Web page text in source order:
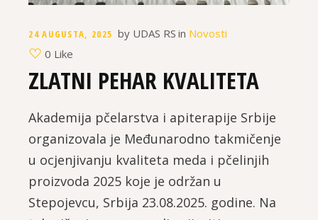
24 AUGUSTA, 2025 by UDAS RS in Novosti
0 Like
ZLATNI PEHAR KVALITETA
Akademija pčelarstva i apiterapije Srbije
organizovala je Međunarodno takmičenje
u ocjenjivanju kvaliteta meda i pčelinjih
proizvoda 2025 koje je održan u
Stepojevcu, Srbija 23.08.2025. godine. Na